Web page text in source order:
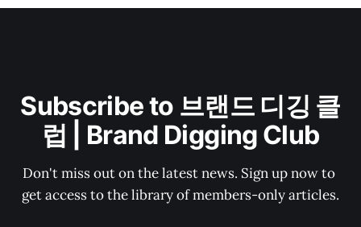
Subscribe to 브랜드 디깅 클
럽 | Brand Digging Club
Don't miss out on the latest news. Sign up now to
get access to the library of members-only articles.